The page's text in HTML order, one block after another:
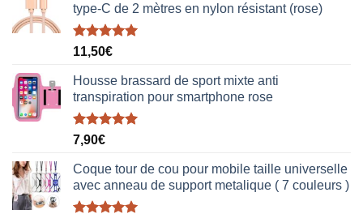
type-C de 2 mètres en nylon résistant (rose)
Note5.00
11,50€
Housse brassard de sport mixte anti
transpiration pour smartphone rose
Note5.00
7,90€
Coque tour de cou pour mobile taille universelle
avec anneau de support metalique ( 7 couleurs )